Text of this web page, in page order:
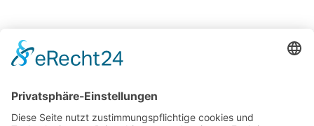
Potsdamer Yacht Club e. V.